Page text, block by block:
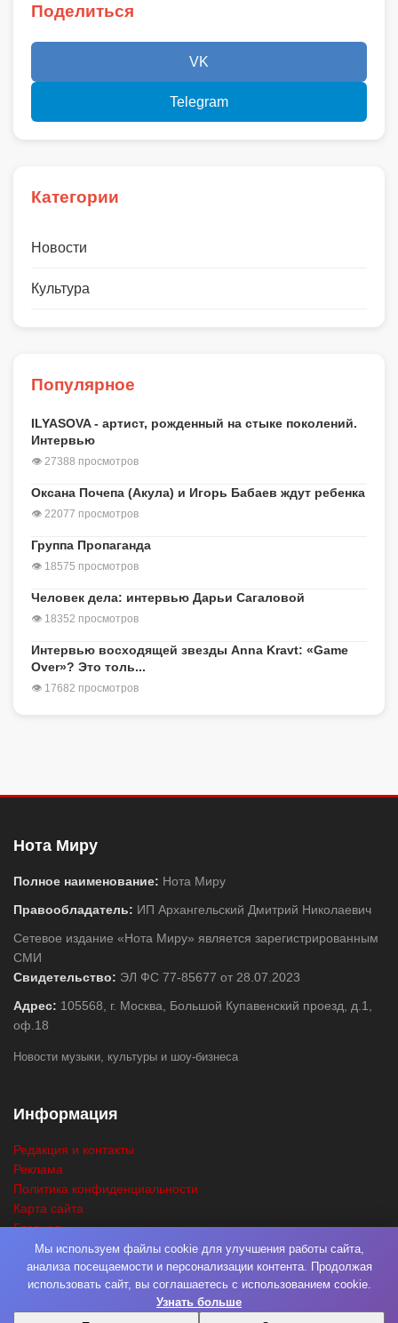
Поделиться
VK
Telegram
Категории
Новости
Культура
Популярное
ILYASOVA - артист, рожденный на стыке поколений.
Интервью
👁 27388 просмотров
Оксана Почепа (Акула) и Игорь Бабаев ждут ребенка
👁 22077 просмотров
Группа Пропаганда
👁 18575 просмотров
Человек дела: интервью Дарьи Сагаловой
👁 18352 просмотров
Интервью восходящей звезды Anna Kravt: «Game
Over»? Это толь...
👁 17682 просмотров
Нота Миру
Полное наименование: Нота Миру
Правообладатель: ИП Архангельский Дмитрий Николаевич
Сетевое издание «Нота Миру» является зарегистрированным
СМИ
Свидетельство: ЭЛ ФС 77-85677 от 28.07.2023
Адрес: 105568, г. Москва, Большой Купавенский проезд, д.1,
оф.18
Новости музыки, культуры и шоу-бизнеса
Информация
Редакция и контакты
Реклама
Политика конфиденциальности
Карта сайта
Главная
Поиск
© 2026Нота Миру. РазработкаФабрика Медиа Мьюзик. Все права
Мы используем файлы cookie для улучшения работы сайта,
анализа посещаемости и персонализации контента. Продолжая
использовать сайт, вы соглашаетесь с использованием cookie.
Узнать больше